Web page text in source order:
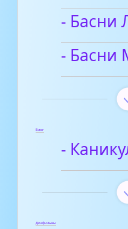
- Басни
- Басни
Блог
-
Диафильмы